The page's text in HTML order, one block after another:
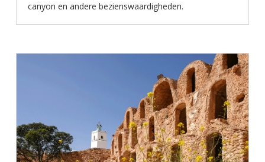
canyon en andere bezienswaardigheden.